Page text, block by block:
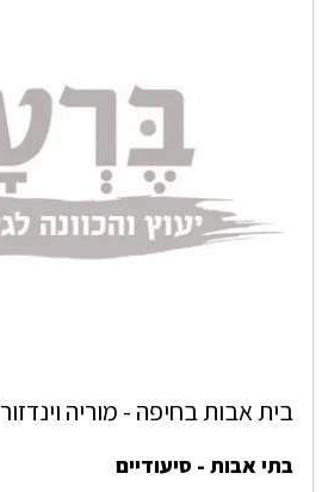
בית אבות בחיפה - מוריה וינדזור
בתי אבות - סיעודיים